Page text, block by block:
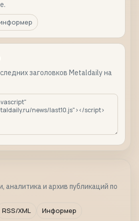
заголовков Metaldaily на
аналитика и архив публикаций по
RSS/XML Информер